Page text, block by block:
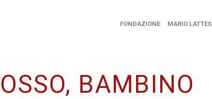
FONDAZIONE MARIO LATTES
BAMBINO